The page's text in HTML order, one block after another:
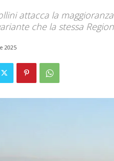
attacca la
che la stessa
2025